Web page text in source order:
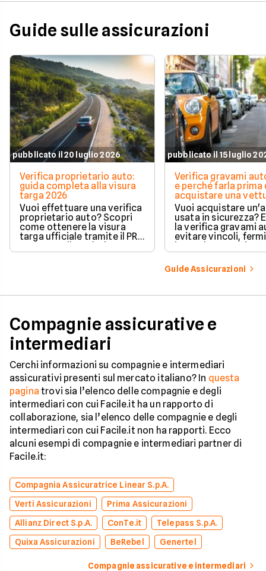
Guide sulle assicurazioni
pubblicato il 20 luglio 2026
Verifica proprietario auto:
guida completa alla visura
targa 2026
Vuoi effettuare una verifica
proprietario auto? Scopri
come ottenere la visura
targa ufficiale tramite il PRA
per controllare dati e
vincoli in totale sicurezza.
pubblicato il 15 luglio
Verifica gravami
e perché farla prima
acquistare una
Vuoi acquistare
usata in sicurezza?
la verifica gravami
evitare vincoli,
ipoteche. Scopri
tutelare il tuo
Guide Assicurazioni
Compagnie assicurative e
intermediari
Cerchi informazioni su compagnie e intermediari
assicurativi presenti sul mercato italiano? In questa
pagina trovi sia l’elenco delle compagnie e degli
intermediari con cui Facile.it ha un rapporto di
collaborazione, sia l’elenco delle compagnie e degli
intermediari con cui Facile.it non ha rapporti. Ecco
alcuni esempi di compagnie e intermediari partner di
Facile.it:
Compagnia Assicuratrice Linear S.p.A.
Verti Assicurazioni
Prima Assicurazioni
Allianz Direct S.p.A.
ConTe.it
Telepass S.p.A.
Quixa Assicurazioni
BeRebel Genertel
Compagnie assicurative e intermediari